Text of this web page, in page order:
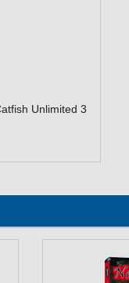
Unlimited 3